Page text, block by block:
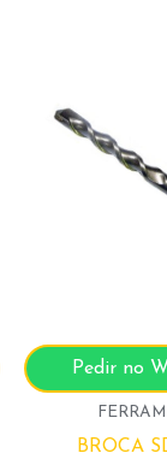
Pedir no
BROCA